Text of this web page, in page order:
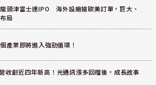
頭津富士達IPO 海外設廠搶歐美訂單，巨大、
局
產業即將進入強勁循環！
收創近四年新高！光通訊漲多回檔後，成長故事